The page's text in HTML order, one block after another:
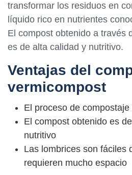
transformar los residuos en
líquido rico en nutrientes
El compost obtenido a través
es de alta calidad y nutritivo.
Ventajas del
vermicompost
El proceso de
El compost obtenido es
nutritivo
Las lombrices son fáciles
requieren mucho espacio